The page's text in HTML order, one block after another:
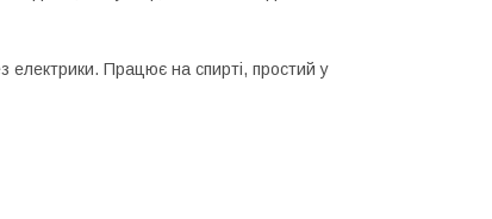
електрики. Працює на спирті, простий у